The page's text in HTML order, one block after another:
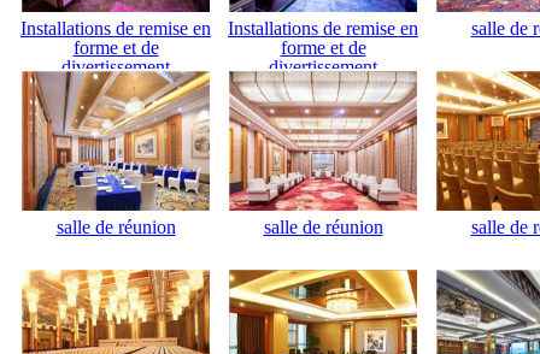
Installations de remise en
forme et de
divertissement
Installations de remise en
forme et de
divertissement
salle de
salle de réunion salle de réunion salle de